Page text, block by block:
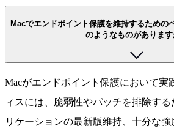
Macでエンドポイント保護を維持するための
のようなものがあります
Macがエンドポイント保護において実
ィスには、脆弱性やパッチを排除す
リケーションの最新版維持、十分な強